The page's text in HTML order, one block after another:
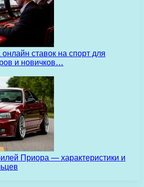
ставок на спорт для
и новичков…
Приора — характеристики и